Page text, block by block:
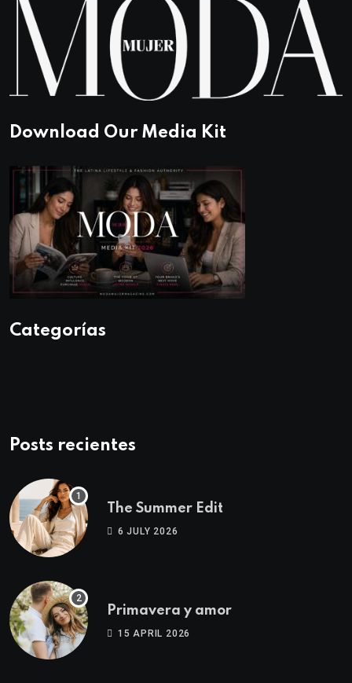
Download Our Media Kit
Categorías
Posts recientes
The Summer Edit
6 JULY 2026
Primavera y amor
15 APRIL 2026